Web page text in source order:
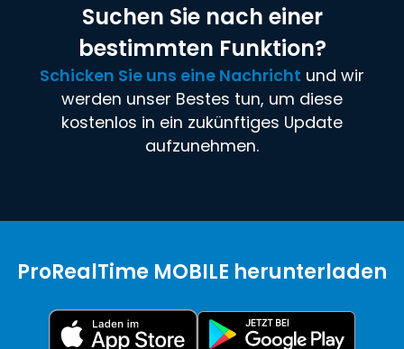
Suchen Sie nach einer
bestimmten Funktion?
Schicken Sie uns eine Nachricht und wir
werden unser Bestes tun, um diese
kostenlos in ein zukünftiges Update
aufzunehmen.
ProRealTime MOBILE herunterladen